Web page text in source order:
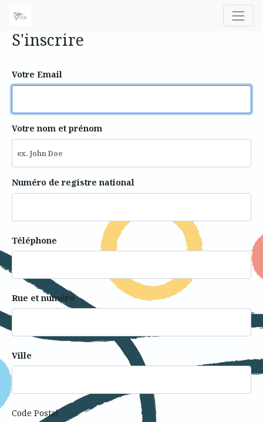
S'inscrire
Votre Email
Votre nom et prénom
Numéro de registre national
Téléphone
Rue et numéro
Ville
Code Postal